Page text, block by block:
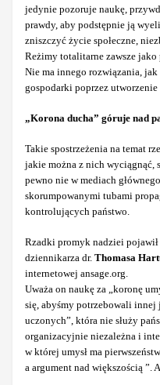
jedynie pozoruje naukę,
prawdy, aby podstępnie ją
zniszczyć życie społeczne,
Reżimy totalitarne zawsze jako
Nie ma innego rozwiązania,
gospodarki poprzez utworzenie
„Korona ducha” góruje nad
Takie spostrzeżenia na temat
jakie można z nich wyciągnąć,
pewno nie w mediach
skorumpowanymi tubami
kontrolujących państwo.
Rzadki promyk nadziei
dziennikarza dr. Thomasa
internetowej ansage.org.
Uważa on naukę za „koronę
się, abyśmy potrzebowali
uczonych”, która nie służy
organizacyjnie niezależna i
w której umysł ma
a argument nad większością ”.